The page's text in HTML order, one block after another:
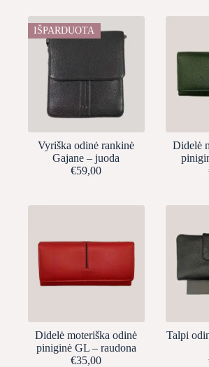
IŠPARDUOTA
Vyriška odinė rankinė
Gajane – juoda
€59,00
Didelė
Didelė moteriška odinė
piniginė GL – raudona
€35,00
Talpi